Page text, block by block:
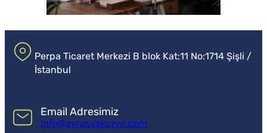
Perpa Ticaret Merkezi B blok Kat:11 No:1714 Şişli /
İstanbul
Email Adresimiz
info@avrasyakurye.com